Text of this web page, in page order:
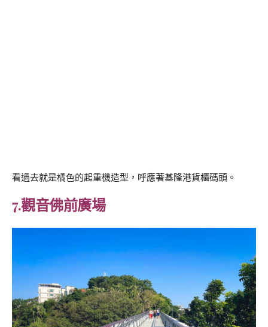
看過去就是橘色的起重機造型，呼應著基隆港貨櫃碼頭。
7.觀音佛前廣場